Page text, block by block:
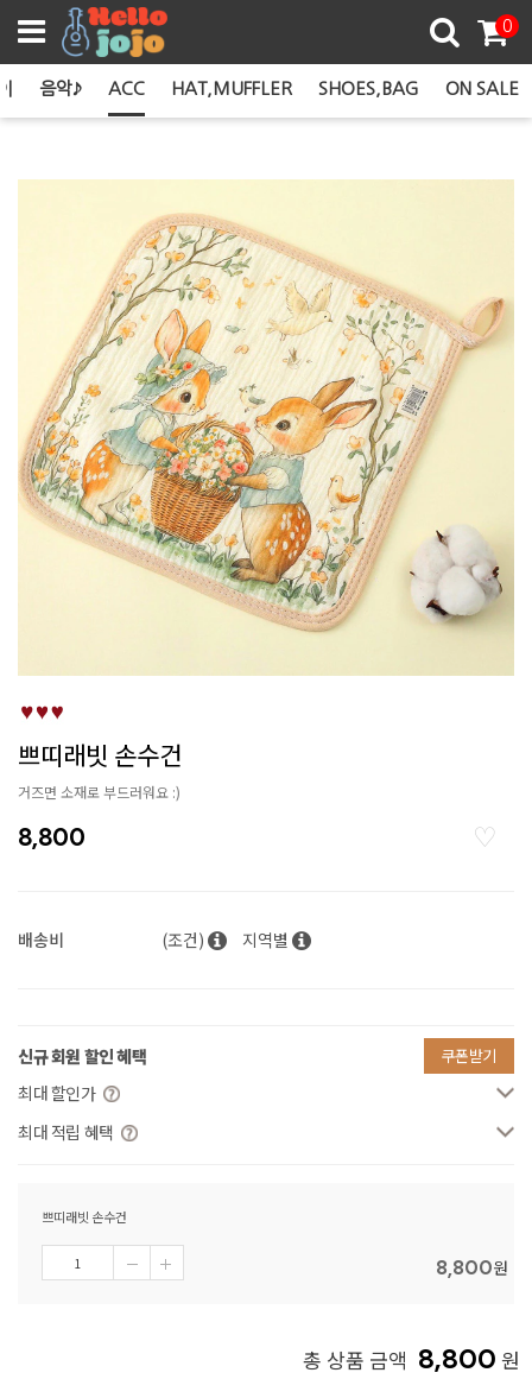
0
음악♪ ACC HAT,MUFFLER SHOES,BAG ON SALE
쁘띠래빗 손수건
거즈면 소재로 부드러워요 :)
8,800
배송비 (조건) 지역별
신규 회원 할인 혜택 쿠폰받기
최대 할인가
최대 적립 혜택
쁘띠래빗 손수건
8,800원
총 상품 금액 8,800 원